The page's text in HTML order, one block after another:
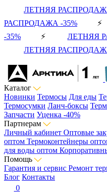
ЛЕТНЯЯ
РАСПРОДАЖА -35%
-35% ⚡ ЛЕТНЯЯ
ЛЕТНЯЯ
Каталог
Новинки Термосы Для еды
Термосумки Ланч-боксы
Запчасти Уценка -40%
Партнерам
Личный кабинет Оптовые
оптом Термоконтейнеры
для воды оптом
Помощь
Гарантия и сервис Ремонт
Блог Контакты
0